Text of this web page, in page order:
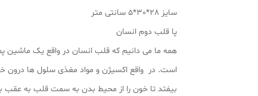
سایز 28*30*5 سانتی متر
پا قلب دوم انسان
همه ما می دانیم که قلب انسان در واقع یک ماشین
است. در واقع اکسیژن و مواد مغذی سلول ها درون
بیفتد تا خون را از محیط بدن به سمت قلب به عقب